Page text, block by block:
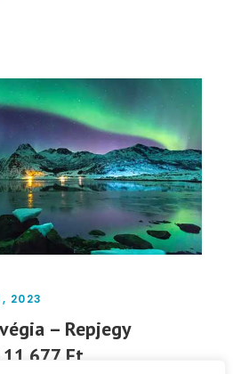
2023
– Repjegy
Ft